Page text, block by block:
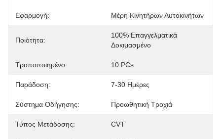
Εφαρμογή: Μέρη Κινητήρων Αυτοκινήτων
Ποιότητα:
100% Επαγγελματικά
Δοκιμασμένο
Τροποποιημένο: 10 PCs
Παράδοση: 7-30 Ημέρες
Σύστημα Οδήγησης: Προωθητική Τροχιά
Τύπος Μετάδοσης: CVT